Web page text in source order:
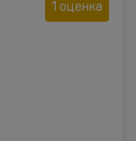
1 оценка